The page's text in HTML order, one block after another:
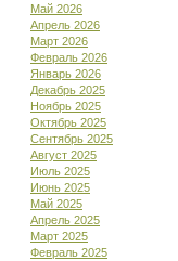
Май 2026
Апрель 2026
Март 2026
Февраль 2026
Январь 2026
Декабрь 2025
Ноябрь 2025
Октябрь 2025
Сентябрь 2025
Август 2025
Июль 2025
Июнь 2025
Май 2025
Апрель 2025
Март 2025
Февраль 2025